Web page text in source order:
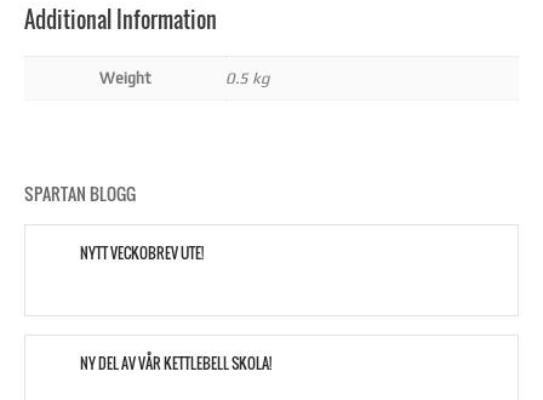
Additional Information
Weight 0.5 kg
SPARTAN BLOGG
NYTT VECKOBREV UTE!
NY DEL AV VÅR KETTLEBELL SKOLA!